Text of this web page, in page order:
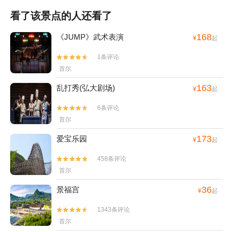
看了该景点的人还看了
《JUMP》武术表演 ¥168起


1条评论
首尔
乱打秀(弘大剧场) ¥163起


6条评论
首尔
爱宝乐园 ¥173起


458条评论
首尔
景福宫 ¥36起


1343条评论
首尔